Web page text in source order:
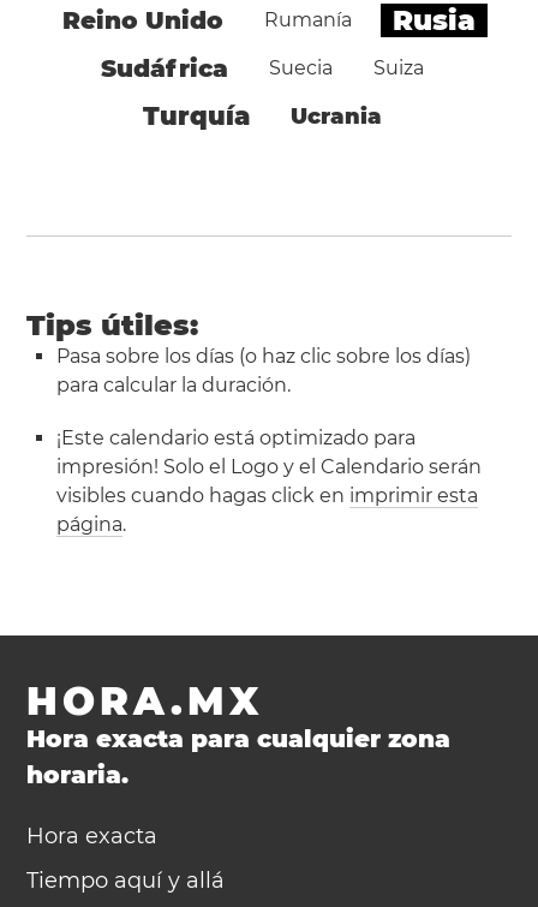
Reino Unido Rumanía Rusia
Sudáfrica Suecia Suiza
Turquía Ucrania
Tips útiles:
Pasa sobre los días (o haz clic sobre los días)
para calcular la duración.
¡Este calendario está optimizado para
impresión! Solo el Logo y el Calendario serán
visibles cuando hagas click en imprimir esta
página.
HORA.MX
Hora exacta para cualquier zona
horaria.
Hora exacta
Tiempo aquí y allá